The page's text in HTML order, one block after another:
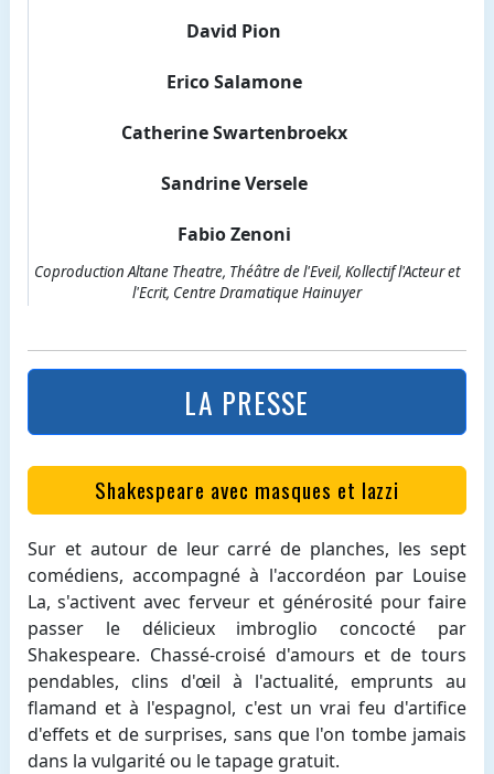
David Pion
Erico Salamone
Catherine Swartenbroekx
Sandrine Versele
Fabio Zenoni
Coproduction Altane Theatre, Théâtre de l'Eveil, Kollectif l'Acteur et
l'Ecrit, Centre Dramatique Hainuyer
LA PRESSE
Shakespeare avec masques et lazzi
Sur et autour de leur carré de planches, les sept
comédiens, accompagné à l'accordéon par Louise
La, s'activent avec ferveur et générosité pour faire
passer le délicieux imbroglio concocté par
Shakespeare. Chassé-croisé d'amours et de tours
pendables, clins d'œil à l'actualité, emprunts au
flamand et à l'espagnol, c'est un vrai feu d'artifice
d'effets et de surprises, sans que l'on tombe jamais
dans la vulgarité ou le tapage gratuit.